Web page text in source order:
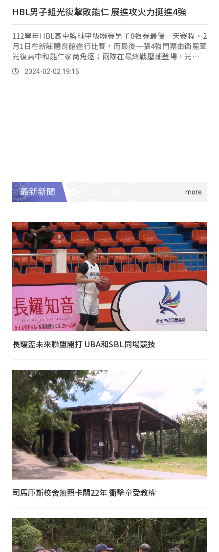
HBL男子組光復擊敗能仁 展進攻火力挺進4強
112學年HBL高中籃球甲級聯賽男子8強賽最後一天賽程，2
月1日在新莊體育館進行比賽，而最後一張4強門票由衛冕軍
光復高中和能仁家商角逐；兩隊在最終戰壓軸登場，光復靠
著陣中核心泰雅族後衛林恩宇於本場比賽繳出10分、8籃
板、9助攻的亮眼的成績，最終以73：55擊敗能仁，搶上4強
2024-02-02 19:15
最新新聞
長耀盃未來聯盟開打 UBA和SBL同場競技
司馬庫斯校舍無照卡關22年 衝擊童受教權